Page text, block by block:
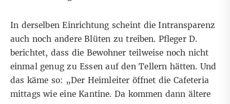
In derselben Einrichtung scheint die Intransparenz
auch noch andere Blüten zu treiben. Pfleger D.
berichtet, dass die Bewohner teilweise noch nicht
einmal genug zu Essen auf den Tellern hätten. Und
das käme so: „Der Heimleiter öffnet die Cafeteria
mittags wie eine Kantine. Da kommen dann ältere